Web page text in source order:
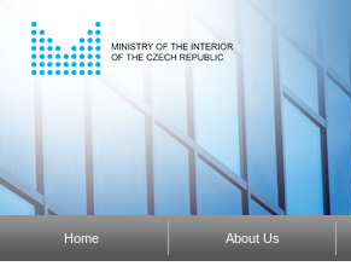
Home About Us